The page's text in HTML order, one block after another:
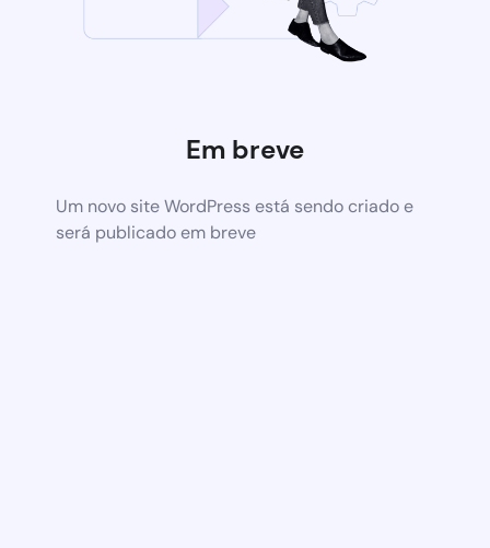
Em breve
Um novo site WordPress está sendo criado e
será publicado em breve